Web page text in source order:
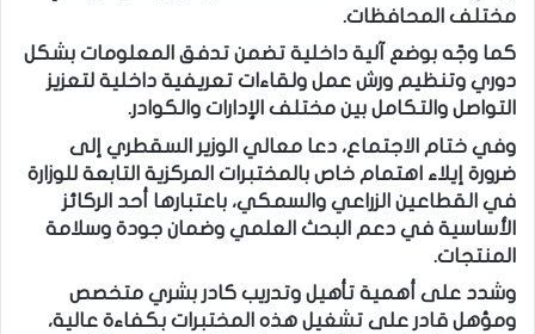
مختلف المحافظات.
كما وجّه بوضع آلية داخلية تضمن تدفق المعلومات بشكل
دوري وتنظيم ورش عمل ولقاءات تعريفية داخلية لتعزيز
التواصل والتكامل بين مختلف الإدارات والكوادر.
وفي ختام الاجتماع، دعا معالي الوزير السقطري إلى
ضرورة إيلاء اهتمام خاص بالمختبرات المركزية التابعة للوزارة
في القطاعين الزراعي والسمكي، باعتبارها أحد الركائز
الأساسية في دعم البحث العلمي وضمان جودة وسلامة
المنتجات.
وشدد على أهمية تأهيل وتدريب كادر بشري متخصص
ومؤهل قادر على تشغيل هذه المختبرات بكفاءة عالية،